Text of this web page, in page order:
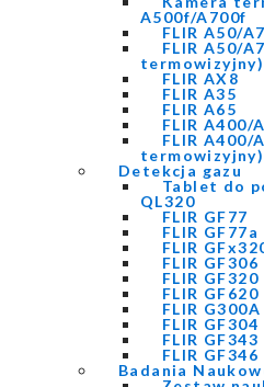
A500f/A700f
FLIR A50/
FLIR A50/
termowizyjny)
FLIR AX8
FLIR A35
FLIR A65
FLIR A400/
FLIR A400/
termowizyjny)
Detekcja gazu
Tablet do
QL320
FLIR GF77
FLIR GF77a
FLIR
FLIR GF306
FLIR GF320
FLIR GF620
FLIR G300A
FLIR GF304
FLIR GF343
FLIR GF346
Badania